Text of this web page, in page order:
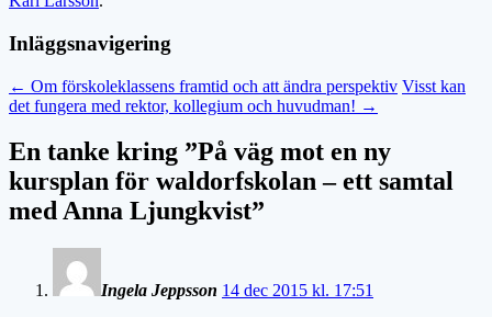
Inläggsnavigering
← Om förskoleklassens framtid och att ändra perspektiv Visst kan
det fungera med rektor, kollegium och huvudman! →
En tanke kring ”På väg mot en ny
kursplan för waldorfskolan – ett samtal
med Anna Ljungkvist”
Ingela Jeppsson 14 dec 2015 kl. 17:51